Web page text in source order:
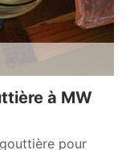
à MW
pour